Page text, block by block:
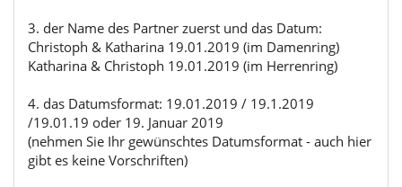
3. der Name des Partner zuerst und das Datum:
Christoph & Katharina 19.01.2019 (im Damenring)
Katharina & Christoph 19.01.2019 (im Herrenring)
4. das Datumsformat: 19.01.2019 / 19.1.2019
/19.01.19 oder 19. Januar 2019
(nehmen Sie Ihr gewünschtes Datumsformat - auch hier
gibt es keine Vorschriften)